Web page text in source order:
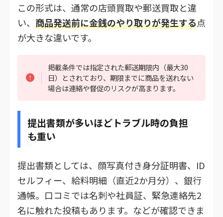
この形式は、通常の店頭買取や郵送買取と違
い、 商品発送前に金銭のやり取りが発生する点
が大きな違いです。
掲載条件では指定された郵送期限内（最大30
日）とされており、期限までに商品を送れない
場合は連絡や督促のリスクが高まります。
提出書類が多いほどトラブル時の負担
も重い
提出書類としては、顔写真付き身分証明書、ID
セルフィー、給料明細（直近2か月分）、銀行
通帳。口コミでは名刺や社員証、緊急連絡先2
名に触れた投稿もあります。などが確認できま